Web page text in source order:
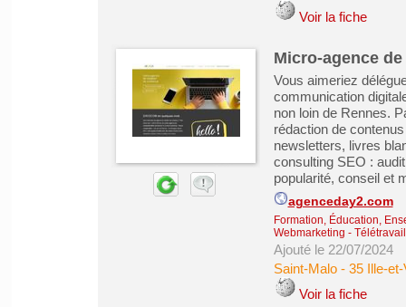
Voir la fiche
Micro-agence
Vous aimeriez
communication
non loin de Rennes.
rédaction de
newsletters, livres
consulting SEO :
popularité, conseil et
agenceday2.com
Formation, Éducation,
Webmarketing -
Ajouté le 22/07/2024
Saint-Malo- 35 Ille-
Voir la fiche